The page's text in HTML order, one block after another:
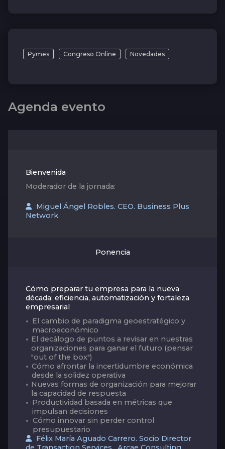
Pymes Congreso Online Novedades
Agenda evento
Bienvenida
Moderador de la jornada:
Miguel Ángel Robles. CEO. Business Plus
Network
Ponencia
Cómo preparar tu empresa para la nueva
década: eficiencia, automatización y fortaleza
empresarial
El cambio de paradigma geoestratégico y
macroeconómico
El decálogo de puntos a revisar en nuestras
organizaciones para ganar el futuro (pensar
"out of the box")
Cómo afrontar la incertidumbre económica
desde la solidez operativa
Nuevas formas de organización para mejorar
la capacidad de respuesta
Productividad basada en métricas que
impulsan decisiones
Cómo innovar sin perder control
presupuestario
Félix María Aguado Carrero. Socio Director